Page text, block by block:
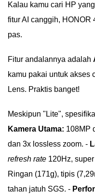
Kalau kamu cari HP
fitur AI canggih,
pas.
Fitur andalannya adalah
kamu pakai untuk akses
Lens. Praktis banget!
Meskipun "Lite",
Kamera Utama: 108MP
dan 3x lossless zoom. -
refresh rate 120Hz,
Ringan (171g), tipis
tahan jatuh SGS. -